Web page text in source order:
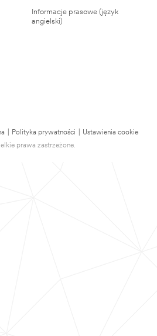
Informacje prasowe (język
angielski)
Polityka prywatności
Ustawienia cookie
prawa zastrzeżone.